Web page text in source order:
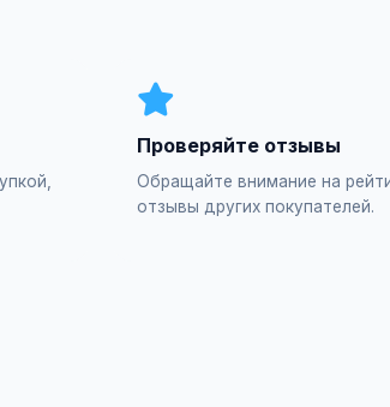
Проверяйте отзывы
Обращайте внимание на
отзывы других покупателей.